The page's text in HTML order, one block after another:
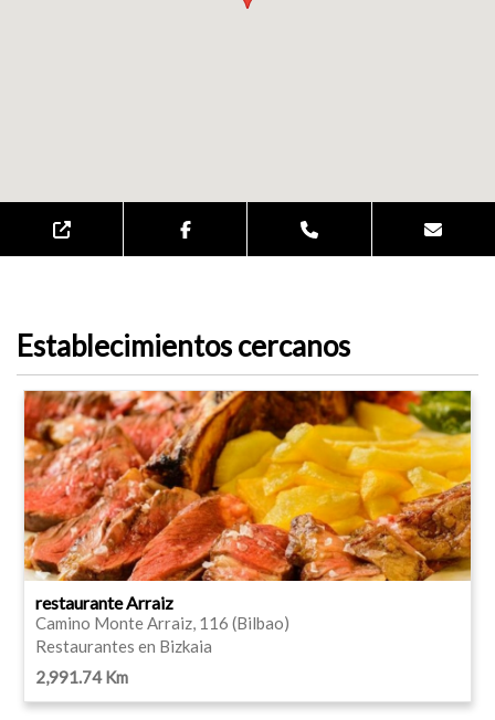
Establecimientos cercanos
restaurante Arraiz
Camino Monte Arraiz, 116 (Bilbao)
Restaurantes en Bizkaia
2,991.74 Km